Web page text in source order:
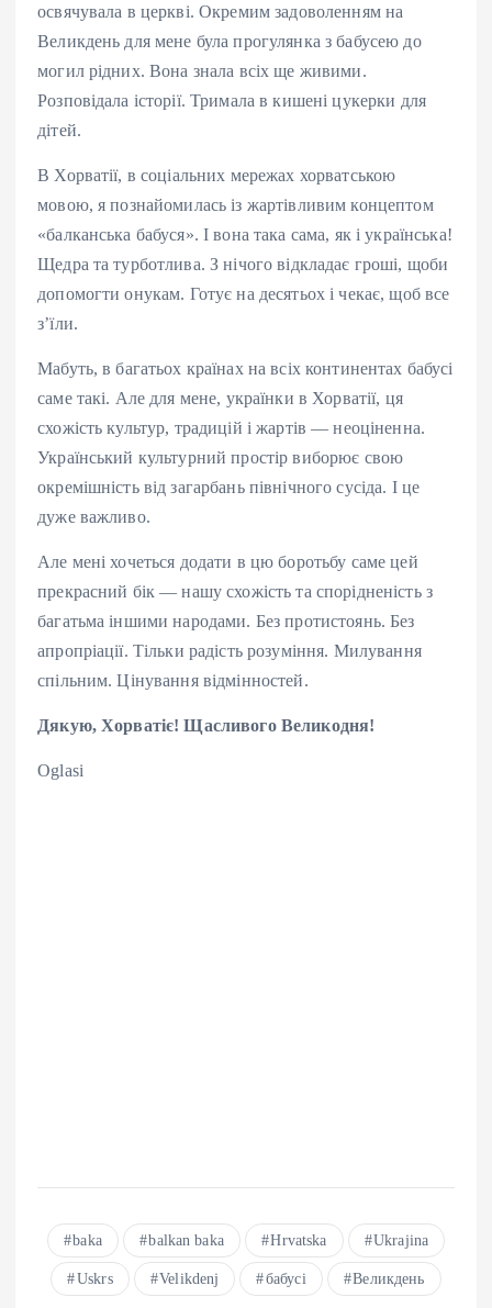
освячувала в церкві. Окремим задоволенням на
Великдень для мене була прогулянка з бабусею до
могил рідних. Вона знала всіх ще живими.
Розповідала історії. Тримала в кишені цукерки для
дітей.
В Хорватії, в соціальних мережах хорватською
мовою, я познайомилась із жартівливим концептом
«балканська бабуся». І вона така сама, як і українська!
Щедра та турботлива. З нічого відкладає гроші, щоби
допомогти онукам. Готує на десятьох і чекає, щоб все
зʼїли.
Мабуть, в багатьох країнах на всіх континентах бабусі
саме такі. Але для мене, українки в Хорватії, ця
схожість культур, традицій і жартів — неоціненна.
Український культурний простір виборює свою
окремішність від загарбань північного сусіда. І це
дуже важливо.
Але мені хочеться додати в цю боротьбу саме цей
прекрасний бік — нашу схожість та спорідненість з
багатьма іншими народами. Без протистоянь. Без
апропріації. Тільки радість розуміння. Милування
спільним. Цінування відмінностей.
Дякую, Хорватіє! Щасливого Великодня!
Oglasi
baka balkan baka Hrvatska Ukrajina
Uskrs Velikdenj бабусі Великдень